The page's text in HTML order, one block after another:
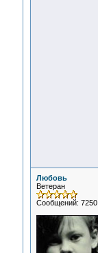
Любовь
Ветеран
Сообщений: 7250